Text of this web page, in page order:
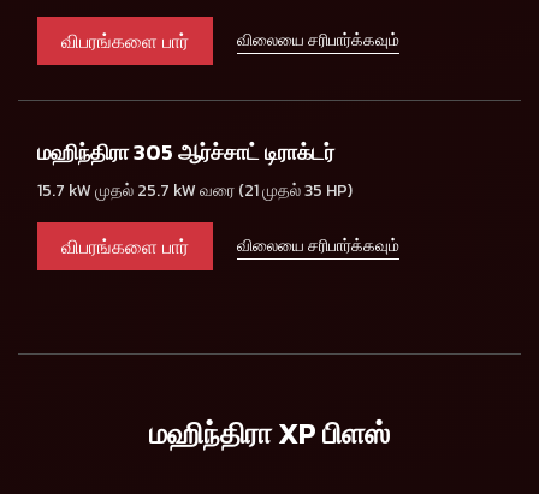
விபரங்களை பார் விலையை சரிபார்க்கவும்
மஹிந்திரா 305 ஆர்ச்சாட் டிராக்டர்
15.7 kW முதல் 25.7 kW வரை (21 முதல் 35 HP)
விபரங்களை பார் விலையை சரிபார்க்கவும்
மஹிந்திரா XP பிளஸ்